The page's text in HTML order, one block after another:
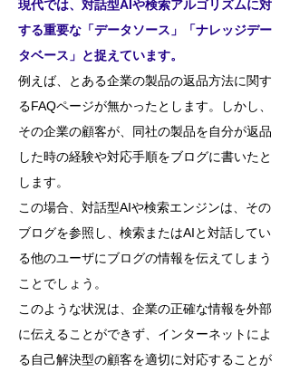
現代では、対話型AIや検索アルゴリズムに対
する重要な「データソース」「ナレッジデー
タベース」と捉えています。
例えば、とある企業の製品の返品方法に関す
るFAQページが無かったとします。しかし、
その企業の顧客が、同社の製品を自分が返品
した時の経験や対応手順をブログに書いたと
します。
この場合、対話型AIや検索エンジンは、その
ブログを参照し、検索またはAIと対話してい
る他のユーザにブログの情報を伝えてしまう
ことでしょう。
このような状況は、企業の正確な情報を外部
に伝えることができず、インターネットによ
る自己解決型の顧客を適切に対応することが